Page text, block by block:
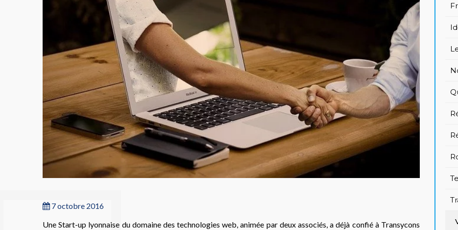
7 octobre 2016
Une Start-up lyonnaise du domaine des technologies web, animée par deux associés, a déjà confié à Transycons